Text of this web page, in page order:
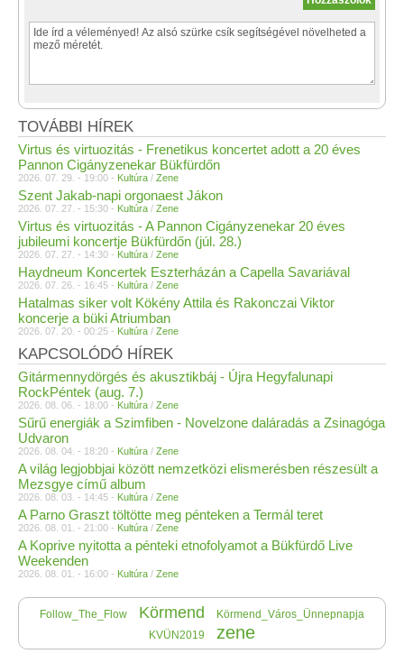
TOVÁBBI HÍREK
Virtus és virtuozitás - Frenetikus koncertet adott a 20 éves
Pannon Cigányzenekar Bükfürdőn
2026. 07. 29. - 19:00 - Kultúra / Zene
Szent Jakab-napi orgonaest Jákon
2026. 07. 27. - 15:30 - Kultúra / Zene
Virtus és virtuozitás - A Pannon Cigányzenekar 20 éves
jubileumi koncertje Bükfürdőn (júl. 28.)
2026. 07. 27. - 14:30 - Kultúra / Zene
Haydneum Koncertek Eszterházán a Capella Savariával
2026. 07. 26. - 16:45 - Kultúra / Zene
Hatalmas siker volt Kökény Attila és Rakonczai Viktor
koncerje a büki Atriumban
2026. 07. 20. - 00:25 - Kultúra / Zene
KAPCSOLÓDÓ HÍREK
Gitármennydörgés és akusztikbáj - Újra Hegyfalunapi
RockPéntek (aug. 7.)
2026. 08. 06. - 18:00 - Kultúra / Zene
Sűrű energiák a Szimfiben - Novelzone daláradás a Zsinagóga
Udvaron
2026. 08. 04. - 18:20 - Kultúra / Zene
A világ legjobbjai között nemzetközi elismerésben részesült a
Mezsgye című album
2026. 08. 03. - 14:45 - Kultúra / Zene
A Parno Graszt töltötte meg pénteken a Termál teret
2026. 08. 01. - 21:00 - Kultúra / Zene
A Koprive nyitotta a pénteki etnofolyamot a Bükfürdő Live
Weekenden
2026. 08. 01. - 16:00 - Kultúra / Zene
Follow_The_Flow Körmend
Körmend_Város_Ünnepnapja
KVÜN2019
zene